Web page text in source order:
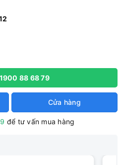
88 68 79
Cửa hàng
để tư vấn mua hàng